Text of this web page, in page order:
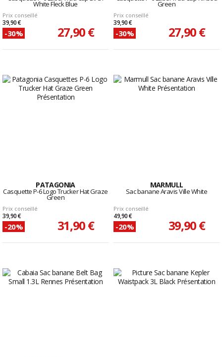
White Fleck Blue
Prix conseillé
39,90 €
-30% 27,90 €
Green
Prix conseillé
39,90 €
-30% 27,90 €
PATAGONIA
Casquette P-6 Logo Trucker Hat Graze
Green
Prix conseillé
39,90 €
-20% 31,90 €
MARMULL
Sac banane Aravis Ville White
Prix conseillé
49,90 €
-20% 39,90 €